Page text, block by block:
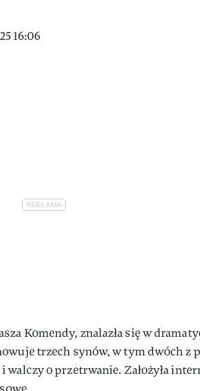
16:06
Komendy, znalazła się w
trzech synów, w tym dwóch z
o przetrwanie. Założyła